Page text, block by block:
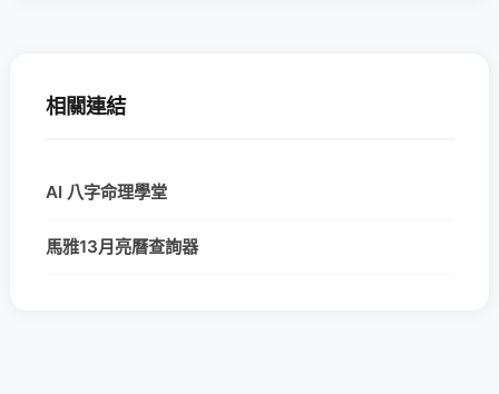
相關連結
AI 八字命理學堂
馬雅13月亮曆查詢器